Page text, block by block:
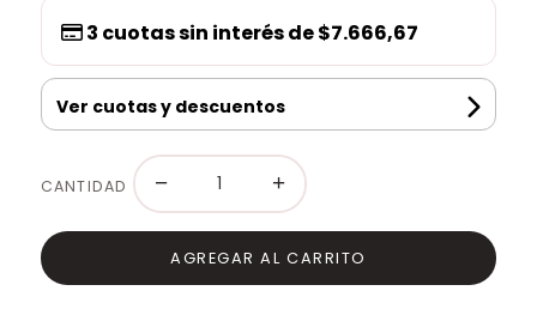
3 cuotas sin interés de$7.666,67
Ver cuotas y descuentos
CANTIDAD − +
AGREGAR AL CARRITO